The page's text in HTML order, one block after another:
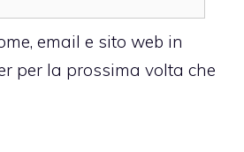
email e sito web in
per la prossima volta che